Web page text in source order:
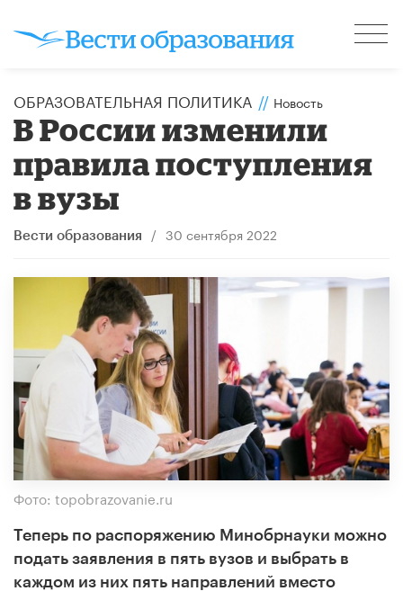
ОБРАЗОВАТЕЛЬНАЯ ПОЛИТИКА // Новость
В России изменили
правила поступления
в вузы
Вести образования / 30 сентября 2022
Фото: topobrazovanie.ru
Теперь по распоряжению Минобрнауки можно
подать заявления в пять вузов и выбрать в
каждом из них пять направлений вместо